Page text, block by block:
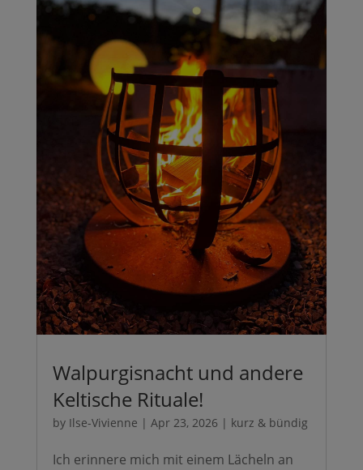
Walpurgisnacht und andere
Keltische Rituale!
by Ilse-Vivienne | Apr 23, 2026 | kurz & bündig
Ich erinnere mich mit einem Lächeln an